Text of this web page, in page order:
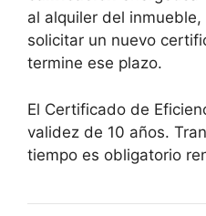
al alquiler del
solicitar un nuevo
termine ese plazo.
El Certificado de
validez de 10 años.
tiempo es obligatorio